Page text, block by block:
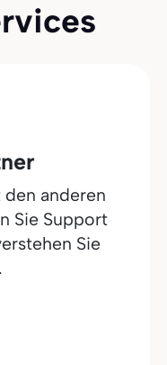
den anderen
Sie Support
Sie